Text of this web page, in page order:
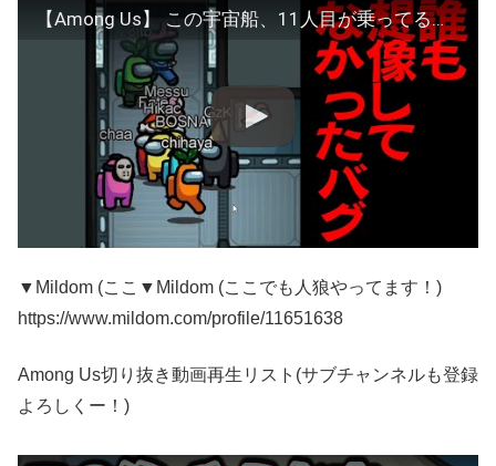
【Among Us】 この宇宙船、11人目が乗ってる・・・ちはや アマングアス アモアス アマアス
▼Mildom (ここ▼Mildom (ここでも人狼やってます！)
https://www.mildom.com/profile/11651638
Among Us切り抜き動画再生リスト(サブチャンネルも登録
よろしくー！)